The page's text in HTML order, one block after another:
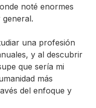
noté enormes
general.
una profesión
y al descubrir
que sería mi
más
del enfoque y